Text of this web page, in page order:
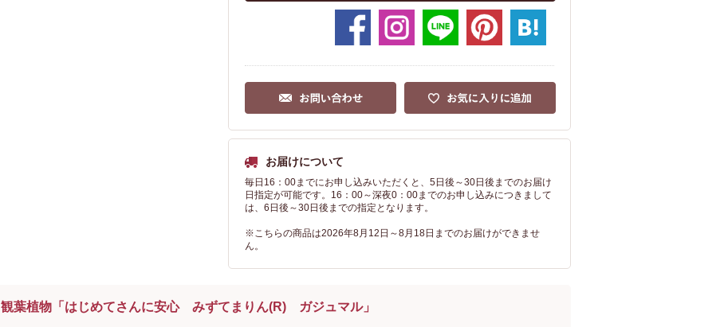
お届けについて
毎日16：00までにお申し込みいただくと、5日後～30日後までのお届け
日指定が可能です。16：00～深夜0：00までのお申し込みにつきまして
は、6日後～30日後までの指定となります。
※こちらの商品は2026年8月12日～8月18日までのお届けができませ
ん。
観葉植物「はじめてさんに安心 みずてまりん(R) ガジュマル」